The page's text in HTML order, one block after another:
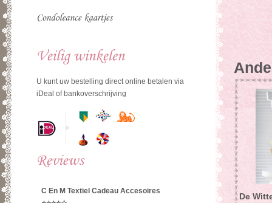
U kunt uw bestelling direct online betalen via
iDeal of bankoverschrijving
De